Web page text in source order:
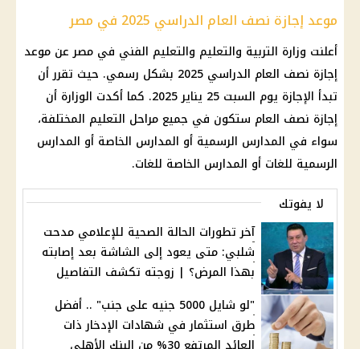
موعد إجازة نصف العام الدراسي 2025 في مصر
أعلنت وزارة التربية والتعليم والتعليم الفني في مصر عن موعد
إجازة نصف العام الدراسي 2025 بشكل رسمي. حيث تقرر أن
تبدأ الإجازة يوم السبت 25 يناير 2025. كما أكدت الوزارة أن
إجازة نصف العام ستكون في جميع مراحل التعليم المختلفة،
سواء في المدارس الرسمية أو المدارس الخاصة أو المدارس
الرسمية للغات أو المدارس الخاصة للغات.
لا يفوتك
آخر تطورات الحالة الصحية للإعلامي مدحت
شلبي: متى يعود إلى الشاشة بعد إصابته
بهذا المرض؟ | زوجته تكشف التفاصيل
"لو شايل 5000 جنيه على جنب" .. أفضل
طرق استثمار في شهادات الإدخار ذات